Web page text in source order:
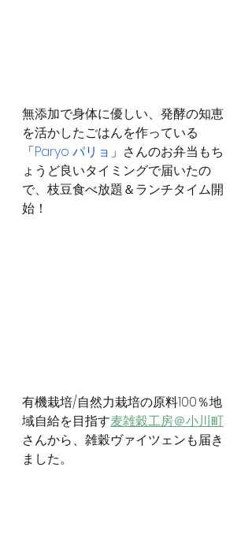
無添加で身体に優しい、発酵の知恵
を活かしたごはんを作っている
「Paryo パリョ 」さんのお弁当もち
ょうど良いタイミングで届いたの
で、枝豆食べ放題＆ランチタイム開
始！
有機栽培/自然力栽培の原料100％地
域自給を目指す麦雑穀工房＠小川町
さんから、雑穀ヴァイツェンも届き
ました。